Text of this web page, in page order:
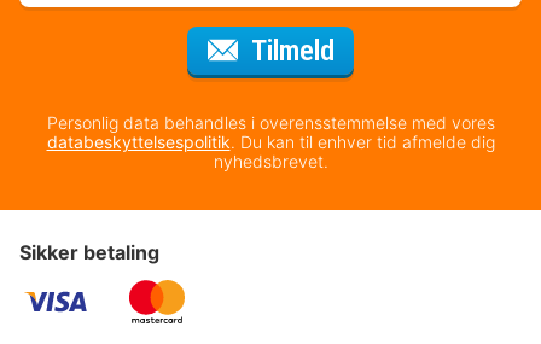
Tilmeld
Personlig data behandles i overensstemmelse med vores
databeskyttelsespolitik. Du kan til enhver tid afmelde dig
nyhedsbrevet.
Sikker betaling